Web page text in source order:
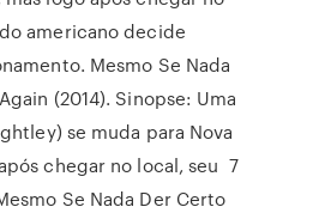
americano decide
Mesmo Se Nada
(2014). Sinopse: Uma
se muda para Nova
chegar no local, seu 7
Se Nada Der Certo